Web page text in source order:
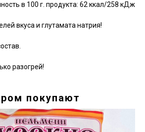
в 100 г. продукта: 62 ккал/258 кДж
вкуса и глутамата натрия!
разогрей!
покупают